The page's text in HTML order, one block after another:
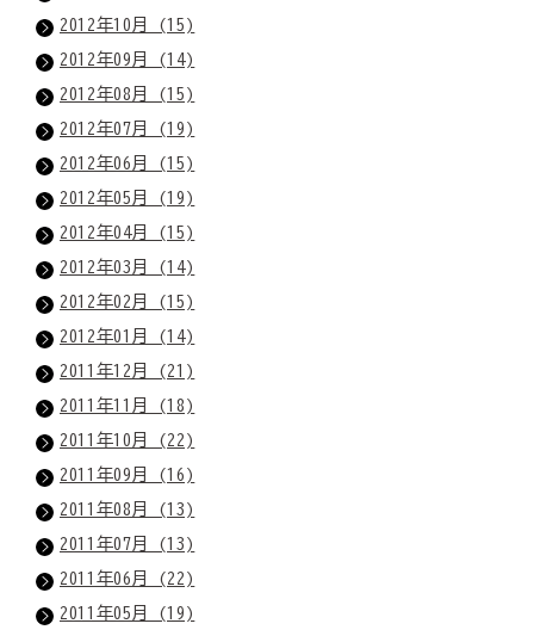
2012年10月 (15)
2012年09月 (14)
2012年08月 (15)
2012年07月 (19)
2012年06月 (15)
2012年05月 (19)
2012年04月 (15)
2012年03月 (14)
2012年02月 (15)
2012年01月 (14)
2011年12月 (21)
2011年11月 (18)
2011年10月 (22)
2011年09月 (16)
2011年08月 (13)
2011年07月 (13)
2011年06月 (22)
2011年05月 (19)